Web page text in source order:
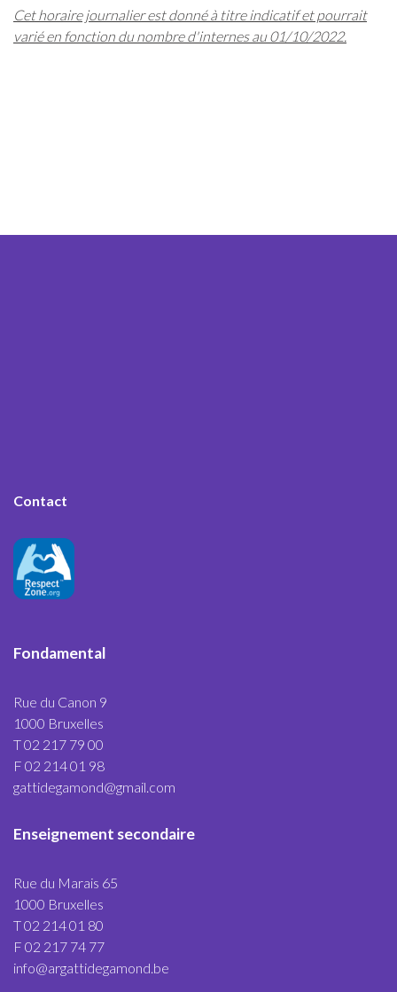
Cet horaire journalier est donné à titre indicatif et pourrait
varié en fonction du nombre d'internes au 01/10/2022.
Contact
Fondamental
Rue du Canon 9
1000 Bruxelles
T 02 217 79 00
F 02 214 01 98
gattidegamond@gmail.com
Enseignement secondaire
Rue du Marais 65
1000 Bruxelles
T 02 214 01 80
F 02 217 74 77
info@argattidegamond.be